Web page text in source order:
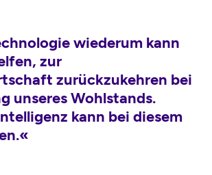
wiederum kann
zur
zurückzukehren bei
unseres Wohlstands.
kann bei diesem